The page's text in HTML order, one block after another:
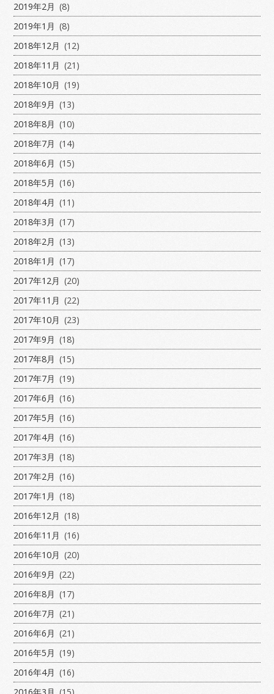
2019年2月 (8)
2019年1月 (8)
2018年12月 (12)
2018年11月 (21)
2018年10月 (19)
2018年9月 (13)
2018年8月 (10)
2018年7月 (14)
2018年6月 (15)
2018年5月 (16)
2018年4月 (11)
2018年3月 (17)
2018年2月 (13)
2018年1月 (17)
2017年12月 (20)
2017年11月 (22)
2017年10月 (23)
2017年9月 (18)
2017年8月 (15)
2017年7月 (19)
2017年6月 (16)
2017年5月 (16)
2017年4月 (16)
2017年3月 (18)
2017年2月 (16)
2017年1月 (18)
2016年12月 (18)
2016年11月 (16)
2016年10月 (20)
2016年9月 (22)
2016年8月 (17)
2016年7月 (21)
2016年6月 (21)
2016年5月 (19)
2016年4月 (16)